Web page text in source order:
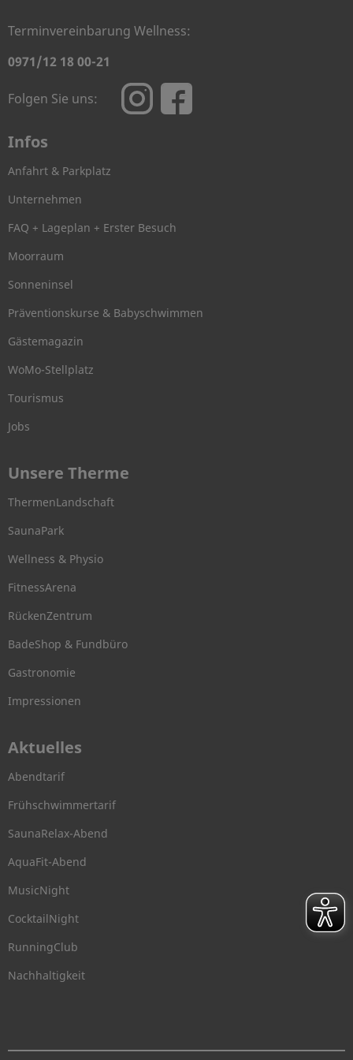
Terminvereinbarung Wellness:
0971/12 18 00-21
Folgen Sie uns:
Infos
Anfahrt & Parkplatz
Unternehmen
FAQ + Lageplan + Erster Besuch
Moorraum
Sonneninsel
Präventionskurse & Babyschwimmen
Gästemagazin
WoMo-Stellplatz
Tourismus
Jobs
Unsere Therme
ThermenLandschaft
SaunaPark
Wellness & Physio
FitnessArena
RückenZentrum
BadeShop & Fundbüro
Gastronomie
Impressionen
Aktuelles
Abendtarif
Frühschwimmertarif
SaunaRelax-Abend
AquaFit-Abend
MusicNight
CocktailNight
RunningClub
Nachhaltigkeit